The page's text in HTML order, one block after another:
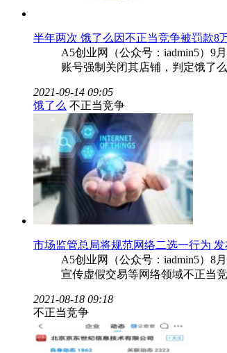
半年两次 饿了么因不正当竞争被罚款8
A5创业网（公众号：iadmin5）9
账号强制关闭其店铺，判定饿了
2021-09-14 09:05
饿了么 不正当竞争
市场监管总局将规范网络二选一行为
A5创业网（公众号：iadmin5）8
宣传虚假交易等网络领域不正当
2021-08-18 09:18
不正当竞争